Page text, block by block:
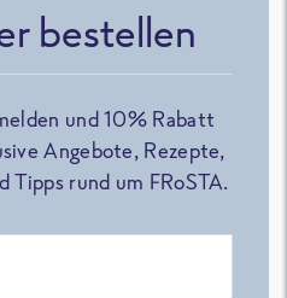
bestellen
und 10% Rabatt
Angebote, Rezepte,
rund um FRoSTA.